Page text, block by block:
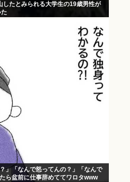
たとみられる大学生の19歳男性が
」「なんで怒ってんの？」「なんで
ら盆前に仕事辞めててワロタwww